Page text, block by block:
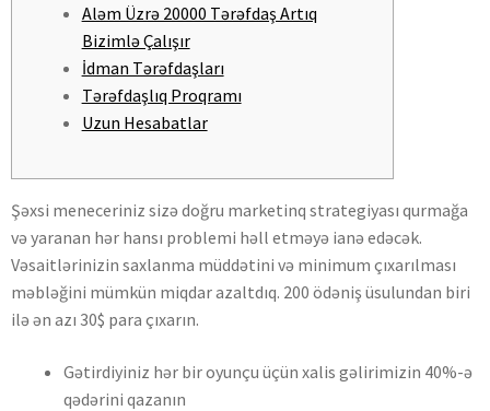
Aləm Üzrə 20000 Tərəfdaş Artıq
Bizimlə Çalışır
İdman Tərəfdaşları
Tərəfdaşlıq Proqramı
Uzun Hesabatlar
Şəxsi meneceriniz sizə doğru marketinq strategiyası qurmağa
və yaranan hər hansı problemi həll etməyə ianə edəcək.
Vəsaitlərinizin saxlanma müddətini və minimum çıxarılması
məbləğini mümkün miqdar azaltdıq. 200 ödəniş üsulundan biri
ilə ən azı 30$ para çıxarın.
Gətirdiyiniz hər bir oyunçu üçün xalis gəlirimizin 40%-ə
qədərini qazanın